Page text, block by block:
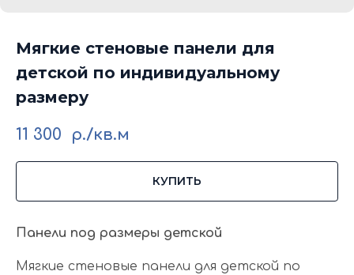
Мягкие стеновые панели для
детской по индивидуальному
размеру
11 300 р./кв.м
КУПИТЬ
Панели под размеры детской
Мягкие стеновые панели для детской по